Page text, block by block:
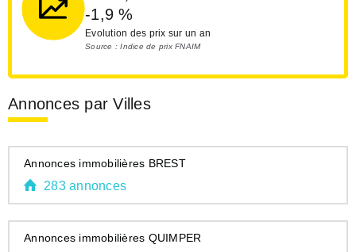
-1,9%
Evolution des prix sur un an
Source : Indice de prix FNAIM
Annonces par Villes
Annonces immobilières BREST
283 annonces
Annonces immobilières QUIMPER